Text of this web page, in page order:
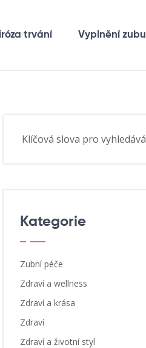
trvání Vyplnění zubu
Kategorie
Zubní péče
Zdraví a wellness
Zdraví a krása
Zdraví
Zdraví a životní styl